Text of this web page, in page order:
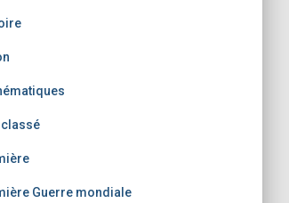
classé
Guerre mondiale